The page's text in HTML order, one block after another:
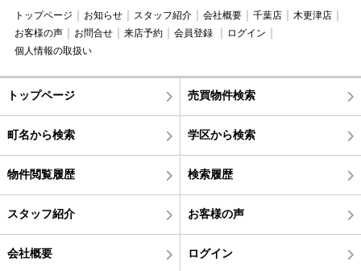
トップページ お知らせ スタッフ紹介 会社概要 千葉店
木更津店
お客様の声
お問合せ 来店予約 会員登録
ログイン
個人情報の取扱い
トップページ 売買物件検索
町名から検索 学区から検索
物件閲覧履歴 検索履歴
スタッフ紹介 お客様の声
会社概要 ログイン